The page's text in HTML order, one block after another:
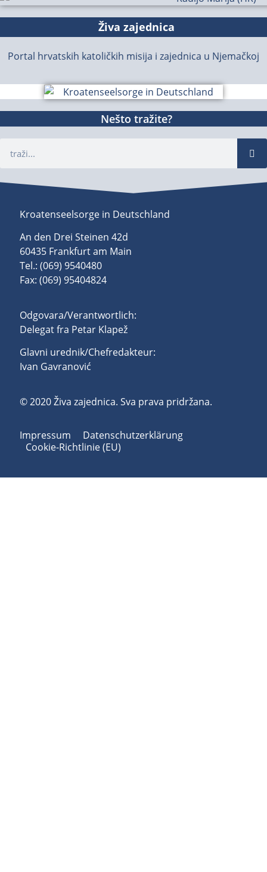
Živa zajednica
Portal hrvatskih katoličkih misija i zajednica u Njemačkoj
Nešto tražite?
Kroatenseelsorge in Deutschland
An den Drei Steinen 42d
60435 Frankfurt am Main
Tel.: (069) 9540480
Fax: (069) 95404824
Odgovara/Verantwortlich:
Delegat fra Petar Klapež
Glavni urednik/Chefredakteur:
Ivan Gavranović
© 2020 Živa zajednica. Sva prava pridržana.
Impressum
Datenschutzerklärung
Cookie-Richtlinie (EU)